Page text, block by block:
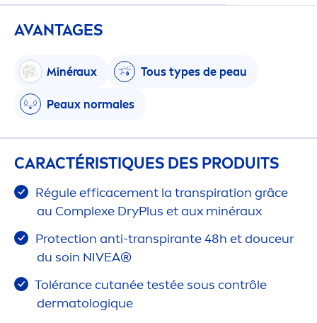
AVANTAGES
Minéraux Tous types de peau
Peaux normales
CARACTÉRISTIQUES DES PRODUITS
Régule efficacement la transpiration grâce
au Complexe DryPlus et aux minéraux
Protection anti-transpirante 48h et douceur
du soin NIVEA®
Tolérance cutanée testée sous contrôle
dermatologique